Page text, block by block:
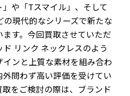
や「Tスマイル」、そして
の現代的なシリーズで新たな
す。今回買取させていただ
リンク ネックレスのよう
インと上質な素材を組み合わ
問わず高い評価を受けてい
をご検討の際は、ブランド